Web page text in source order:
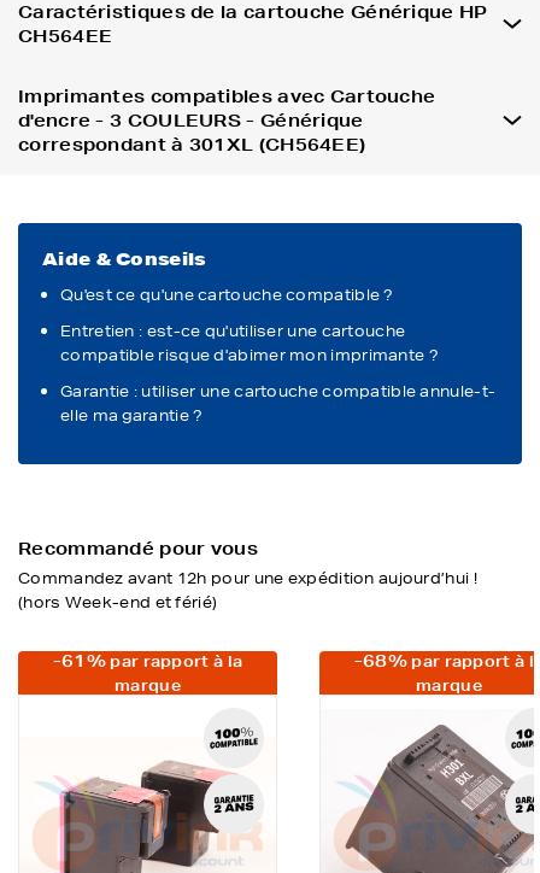
Caractéristiques de la cartouche Générique HP
CH564EE
Imprimantes compatibles avec Cartouche
d'encre - 3 COULEURS - Générique
correspondant à 301XL (CH564EE)
Aide & Conseils
Qu'est ce qu'une cartouche compatible ?
Entretien : est-ce qu'utiliser une cartouche
compatible risque d'abimer mon imprimante ?
Garantie : utiliser une cartouche compatible annule-t-
elle ma garantie ?
Recommandé pour vous
Commandez avant 12h pour une expédition aujourd’hui !
(hors Week-end et férié)
-61% par rapport à la
marque
-68% par rapport à
marque